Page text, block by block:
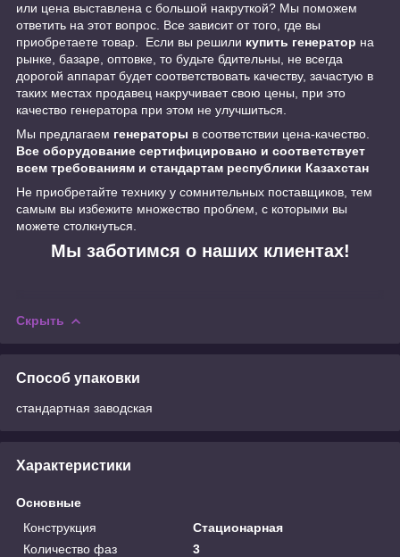
или цена выставлена с большой накруткой? Мы поможем
ответить на этот вопрос. Все зависит от того, где вы
приобретаете товар. Если вы решили купить генератор на
рынке, базаре, оптовке, то будьте бдительны, не всегда
дорогой аппарат будет соответствовать качеству, зачастую в
таких местах продавец накручивает свою цены, при это
качество генератора при этом не улучшиться.
Мы предлагаем генераторы в соответствии цена-качество.
Все оборудование сертифицировано и соответствует
всем требованиям и стандартам республики Казахстан
Не приобретайте технику у сомнительных поставщиков, тем
самым вы избежите множество проблем, с которыми вы
можете столкнуться.
Мы заботимся о наших клиентах!
Скрыть
Способ упаковки
стандартная заводская
Характеристики
Основные
Конструкция
Стационарная
Количество фаз
3